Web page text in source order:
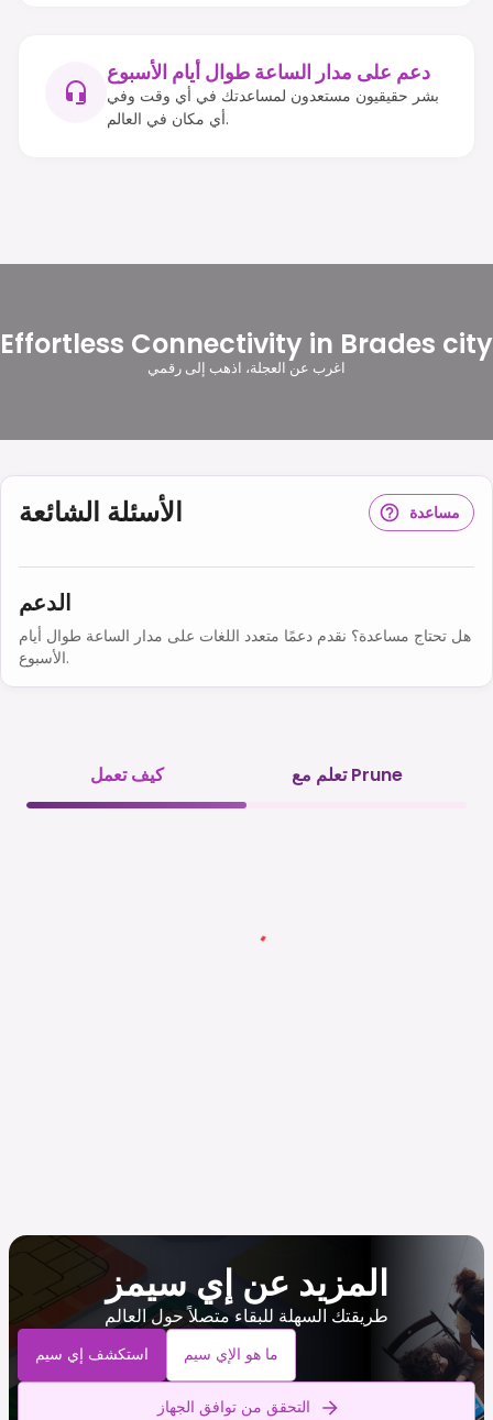
دعم على مدار الساعة طوال أيام الأسبوع
بشر حقيقيون مستعدون لمساعدتك في أي وقت وفي
أي مكان في العالم.
Effortless Connectivity in Brades city
اغرب عن العجلة، اذهب إلى رقمي
الأسئلة الشائعة مساعدة
الدعم
هل تحتاج مساعدة؟ نقدم دعمًا متعدد اللغات على مدار الساعة طوال أيام
الأسبوع.
كيف تعمل تعلم مع Prune
المزيد عن إي سيمز
طريقتك السهلة للبقاء متصلاً حول العالم
استكشف إي سيم ما هو الإي سيم
التحقق من توافق الجهاز